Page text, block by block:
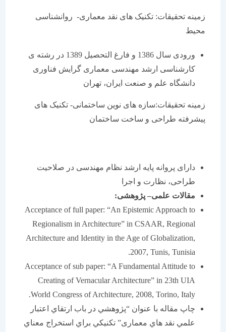
زمینه تحقیقات: تکنیک های نقد معماری- روانشناسی
ورودی سال 1386 و فارغ التحصیل 1389 در رشته ی
کارشناسی ارشد مهندسی معماری گرایش فناوری
دانشگاه علم و صنعت ایران، تهران
زمینه تحقیقات:سازه های نوین ساختمانی- تکنیک های
پیشرفته طراحی و ساخت ساختمان
دارای پروانه پایه ارشد نظام مهندسی در صلاحیت
طراحی، نظارت و اجرا
مقالات علمی –پژوهشی:
Acceptance of full paper: “An Epistemic Approach to
Regionalism in Architecture” in CSAAR, Regional
Architecture and Identity in the Age of Globalization,
2007, Tunis, Tunisia.
Acceptance of sub paper: “A Fundamental Attitude to
Creating of Vernacular Architecture” in 23th UIA
World Congress of Architecture, 2008, Torino, Italy.
چاپ مقاله با عنوان “پژوهشي در باب ارتقاي اعتبار
علمي نقد هاي معماری” تکنيکي براي استخراج معناي